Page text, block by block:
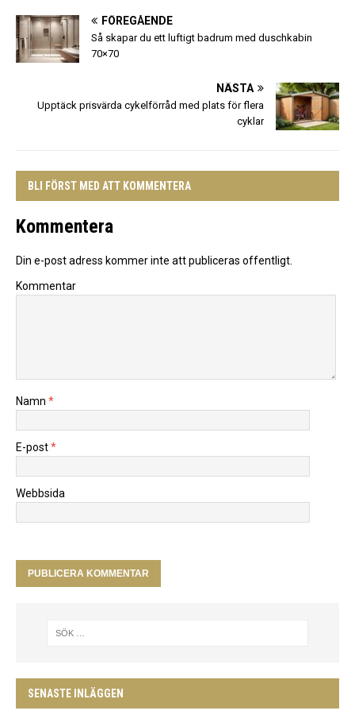
FÖREGÅENDE
Så skapar du ett luftigt badrum med duschkabin
70×70
NÄSTA
Upptäck prisvärda cykelförråd med plats för flera
cyklar
BLI FÖRST MED ATT KOMMENTERA
Kommentera
Din e-post adress kommer inte att publiceras offentligt.
Kommentar
Namn *
E-post*
Webbsida
SENASTE INLÄGGEN